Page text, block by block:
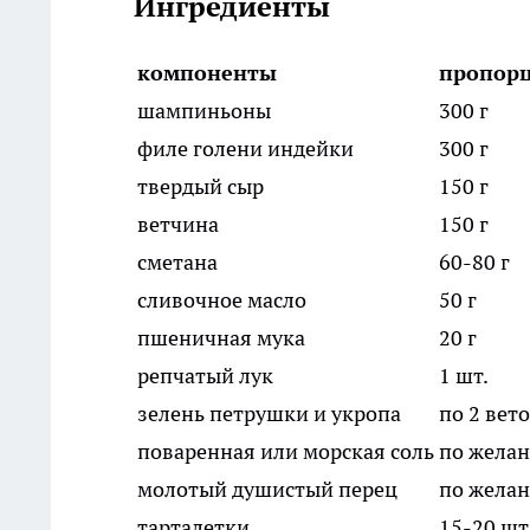
компоненты
шампиньоны
300 г
филе голени индейки
300 г
твердый сыр
150 г
ветчина
150 г
сметана
60-80 г
сливочное масло
50 г
пшеничная мука
20 г
репчатый лук
1 шт.
зелень петрушки и укропа
по 2
поваренная или морская сольпо
молотый душистый перец
по